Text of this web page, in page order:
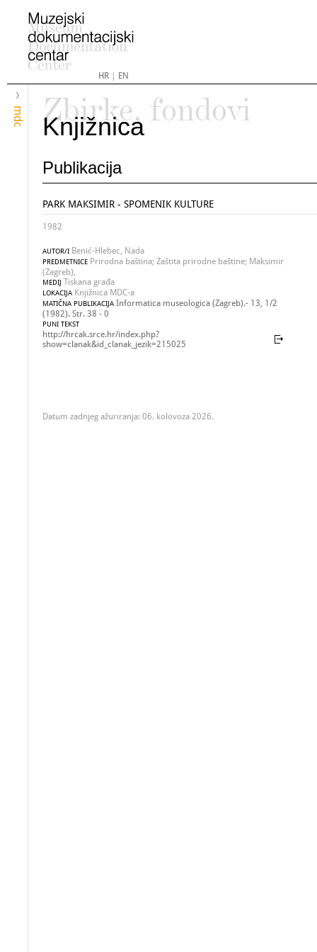
HR| EN
mdc
Zbirke, fondovi
Knjižnica
Publikacija
PARK MAKSIMIR - SPOMENIK KULTURE
1982
AUTOR/I Benić-Hlebec, Nada
PREDMETNICE Prirodna baština; Zaštita prirodne baštine; Maksimir
(Zagreb),
MEDIJ Tiskana građa
LOKACIJA Knjižnica MDC-a
MATIČNA PUBLIKACIJA Informatica museologica (Zagreb).- 13, 1/2
(1982). Str. 38 - 0
PUNI TEKST
http://hrcak.srce.hr/index.php?
show=clanak&id_clanak_jezik=215025
Datum zadnjeg ažuriranja: 06. kolovoza 2026.